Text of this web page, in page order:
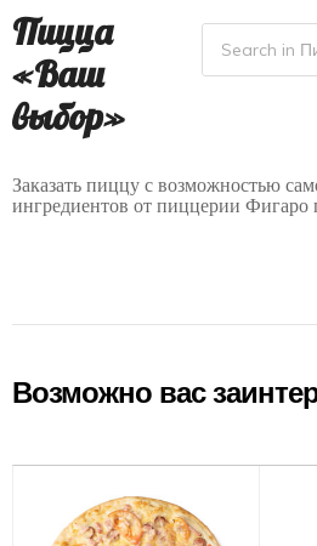
Пицца
«Ваш
выбор»
Заказать пиццу с возможностью
ингредиентов от пиццерии Фигаро
Возможно вас